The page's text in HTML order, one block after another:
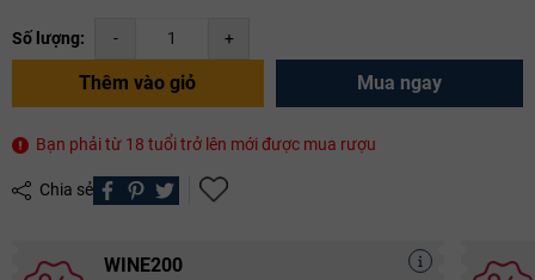
Số lượng: - +
Thêm vào giỏ Mua ngay
Bạn phải từ 18 tuổi trở lên mới được mua rượu
Chia sẻ
WINE200